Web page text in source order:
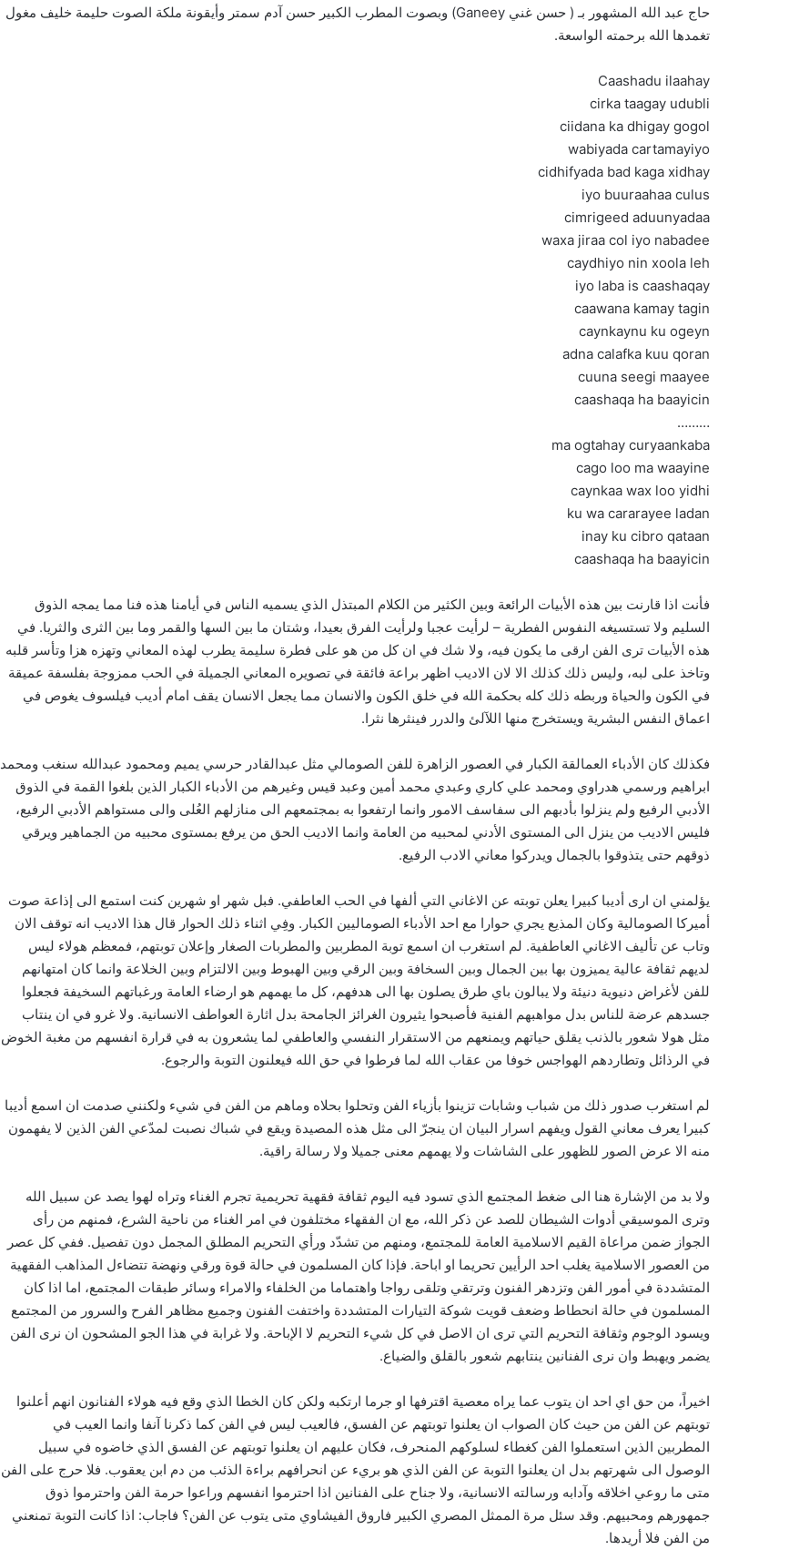
حاج عبد الله المشهور بـ ( حسن غني Ganeey) وبصوت المطرب الكبير حسن آدم سمتر وأيقونة ملكة الصوت حليمة خليف مغول
تغمدها الله برحمته الواسعة.
………
فأنت اذا قارنت بين هذه الأبيات الرائعة وبين الكثير من الكلام المبتذل الذي يسميه الناس في أيامنا هذه فنا مما يمجه الذوق
السليم ولا تستسيغه النفوس الفطرية – لرأيت عجبا ولرأيت الفرق بعيدا، وشتان ما بين السها والقمر وما بين الثرى والثريا. في
هذه الأبيات ترى الفن ارقى ما يكون فيه، ولا شك في ان كل من هو على فطرة سليمة يطرب لهذه المعاني وتهزه هزا وتأسر قلبه
وتاخذ على لبه، وليس ذلك كذلك الا لان الاديب اظهر براعة فائقة في تصويره المعاني الجميلة في الحب ممزوجة بفلسفة عميقة
في الكون والحياة وربطه ذلك كله بحكمة الله في خلق الكون والانسان مما يجعل الانسان يقف امام أديب فيلسوف يغوص في
اعماق النفس البشرية ويستخرج منها اللآلئ والدرر فينثرها نثرا.
فكذلك كان الأدباء العمالقة الكبار في العصور الزاهرة للفن الصومالي مثل عبدالقادر حرسي يميم ومحمود عبدالله سنغب ومحمد
ابراهيم ورسمي هدراوي ومحمد علي كاري وعبدي محمد أمين وعبد قيس وغيرهم من الأدباء الكبار الذين بلغوا القمة في الذوق
الأدبي الرفيع ولم ينزلوا بأدبهم الى سفاسف الامور وانما ارتفعوا به بمجتمعهم الى منازلهم العُلى والى مستواهم الأدبي الرفيع،
فليس الاديب من ينزل الى المستوى الأدني لمحبيه من العامة وانما الاديب الحق من يرفع بمستوى محبيه من الجماهير ويرقي
ذوقهم حتى يتذوقوا بالجمال ويدركوا معاني الادب الرفيع.
يؤلمني ان ارى أديبا كبيرا يعلن توبته عن الاغاني التي ألفها في الحب العاطفي. فبل شهر او شهرين كنت استمع الى إذاعة صوت
أميركا الصومالية وكان المذيع يجري حوارا مع احد الأدباء الصوماليين الكبار. وفِي اثناء ذلك الحوار قال هذا الاديب انه توقف الان
وتاب عن تأليف الاغاني العاطفية. لم استغرب ان اسمع توبة المطربين والمطربات الصغار وإعلان توبتهم، فمعظم هولاء ليس
لديهم ثقافة عالية يميزون بها بين الجمال وبين السخافة وبين الرقي وبين الهبوط وبين الالتزام وبين الخلاعة وانما كان امتهانهم
للفن لأغراض دنيوية دنيئة ولا يبالون باي طرق يصلون بها الى هدفهم، كل ما يهمهم هو ارضاء العامة ورغباتهم السخيفة فجعلوا
جسدهم عرضة للناس بدل مواهبهم الفنية فأصبحوا يثيرون الغرائز الجامحة بدل اثارة العواطف الانسانية. ولا غرو في ان ينتاب
مثل هولا شعور بالذنب يقلق حياتهم ويمنعهم من الاستقرار النفسي والعاطفي لما يشعرون به في قرارة انفسهم من مغبة الخوض
في الرذائل وتطاردهم الهواجس خوفا من عقاب الله لما فرطوا في حق الله فيعلنون التوبة والرجوع.
لم استغرب صدور ذلك من شباب وشابات تزينوا بأزياء الفن وتحلوا بحلاه وماهم من الفن في شيء ولكنني صدمت ان اسمع أديبا
كبيرا يعرف معاني القول ويفهم اسرار البيان ان ينجرّ الى مثل هذه المصيدة ويقع في شباك نصبت لمدّعي الفن الذين لا يفهمون
منه الا عرض الصور للظهور على الشاشات ولا يهمهم معنى جميلا ولا رسالة راقية.
ولا بد من الإشارة هنا الى ضغط المجتمع الذي تسود فيه اليوم ثقافة فقهية تحريمية تجرم الغناء وتراه لهوا يصد عن سبيل الله
وترى الموسيقي أدوات الشيطان للصد عن ذكر الله، مع ان الفقهاء مختلفون في امر الغناء من ناحية الشرع، فمنهم من رأى
الجواز ضمن مراعاة القيم الاسلامية العامة للمجتمع، ومنهم من تشدّد ورأي التحريم المطلق المجمل دون تفصيل. ففي كل عصر
من العصور الاسلامية يغلب احد الرأيين تحريما او اباحة. فإذا كان المسلمون في حالة قوة ورقي ونهضة تتضاءل المذاهب الفقهية
المتشددة في أمور الفن وتزدهر الفنون وترتقي وتلقى رواجا واهتماما من الخلفاء والامراء وسائر طبقات المجتمع، اما اذا كان
المسلمون في حالة انحطاط وضعف قويت شوكة التيارات المتشددة واختفت الفنون وجميع مظاهر الفرح والسرور من المجتمع
ويسود الوجوم وثقافة التحريم التي ترى ان الاصل في كل شيء التحريم لا الإباحة. ولا غرابة في هذا الجو المشحون ان نرى الفن
يضمر ويهبط وان نرى الفنانين ينتابهم شعور بالقلق والضياع.
اخيراً، من حق اي احد ان يتوب عما يراه معصية اقترفها او جرما ارتكبه ولكن كان الخطا الذي وقع فيه هولاء الفنانون انهم أعلنوا
توبتهم عن الفن من حيث كان الصواب ان يعلنوا توبتهم عن الفسق، فالعيب ليس في الفن كما ذكرنا آنفا وانما العيب في
المطربين الذين استعملوا الفن كغطاء لسلوكهم المنحرف، فكان عليهم ان يعلنوا توبتهم عن الفسق الذي خاضوه في سبيل
الوصول الى شهرتهم بدل ان يعلنوا التوبة عن الفن الذي هو بريء عن انحرافهم براءة الذئب من دم ابن يعقوب. فلا حرج على الفن
متى ما روعي اخلاقه وآدابه ورسالته الانسانية، ولا جناح على الفنانين اذا احترموا انفسهم وراعوا حرمة الفن واحترموا ذوق
جمهورهم ومحبيهم. وقد سئل مرة الممثل المصري الكبير فاروق الفيشاوي متى يتوب عن الفن؟ فاجاب: اذا كانت التوبة تمنعني
من الفن فلا أريدها.